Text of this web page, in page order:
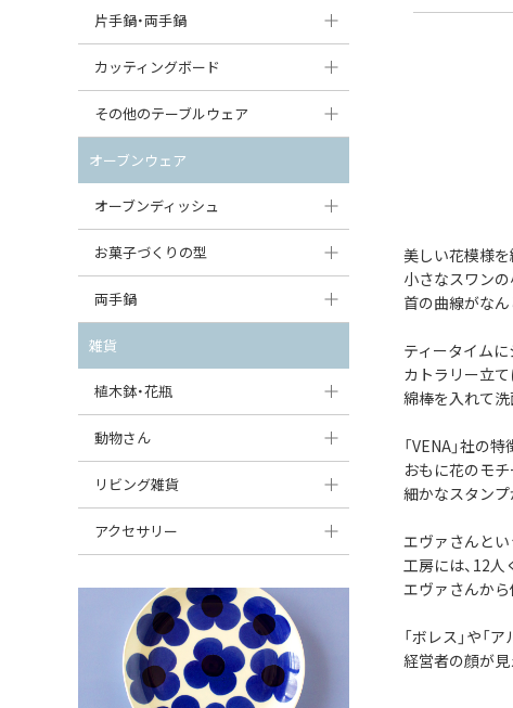
美しい花模様
小さなスワンの
首の曲線がなん
ティータイムに
カトラリー立て
綿棒を入れて洗
「VENA」社の
おもに花のモチ
細かなスタンプ
エヴァさんとい
工房には、12人
エヴァさんから
「ボレス」や「
経営者の顔が見
丸皿
スープ皿
ダルマプレート
たまご型プレート
ハート型プレート
変形プレート
分割ディッシュ
すべて見る
丸鉢・どんぶり・ボウル
茶碗
オーバルボウル
ハートボウル
葉っぱ型ボウル
りんご型ボウル
いちご型ボウル
星型ボウル
スープカップ
そば猪口・フリーカップ
ココット
薬味入れ
りんごポット小
キャニスター
つぼ
ガーリックポット
オニオンキャニスター
ガーリックキャニスター
チーズケース
バターディッシュ
六角形ポット
ボトル
すべて見る
片手鍋・両手鍋
ソースパン（片手鍋）
スープチュリーン
カッティングボード
角型カッティングボード
丸型カッティングボード
すべて見る
その他のテーブルウェア
調味料入れ
グレイヴィーボート
エッグカップ
ケーキスタンド
カトラリー
はしおき・カトラリーレスト
オーブンウェア
オーブンディッシュ
大型（24cm〜）
中型（18〜24cm）
スクエアオーブンディッシュ
オーバルオーブンディッシュ
すべて見る
お菓子づくりの型
パウンド型
マフィン型
すべて見る
両手鍋
チュリーン
キャセロール
すべて見る
雑貨
植木鉢・花瓶
植木鉢
花瓶
動物さん
フィギュア・置物
貯金箱
オーナメント
クリーマー
リビング雑貨
スツール
バス・洗面用品
家具小物
小物入れ
アクセサリー
ペンダントトップ
すべて見る